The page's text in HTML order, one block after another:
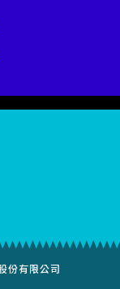
有限公司